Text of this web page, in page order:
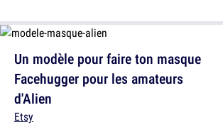
Un modèle pour faire ton masque
Facehugger pour les amateurs
d'Alien
Etsy